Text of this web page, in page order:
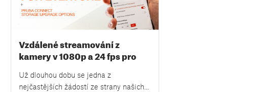
Vzdálené streamování z
kamery v 1080p a 24 fps pro
úložišť v PrusaConnectu
Už dlouhou dobu se jedna z
nejčastějších žádostí ze strany našich